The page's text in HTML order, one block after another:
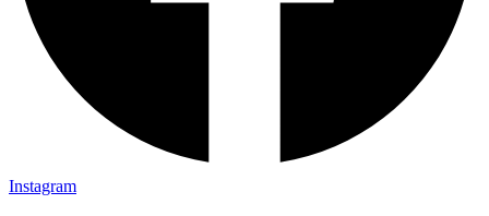
Instagram